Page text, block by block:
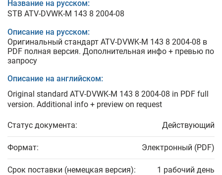
Название на русском:
STB ATV-DVWK-M 143 8 2004-08
Описание на русском:
Оригинальный стандарт ATV-DVWK-M 143 8 2004-08 в
PDF полная версия. Дополнительная инфо + превью по
запросу
Описание на английском:
Original standard ATV-DVWK-M 143 8 2004-08 in PDF full
version. Additional info + preview on request
Статус документа: Действующий
Формат: Электронный (PDF)
Срок поставки (немецкая версия): 1 рабочий день